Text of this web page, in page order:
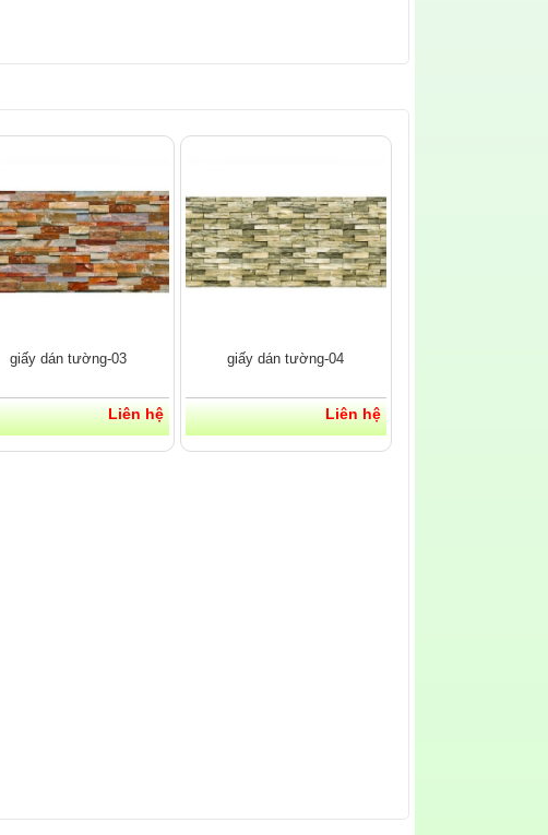
giấy dán tường-03
Liên hệ
giấy dán tường-04
Liên hệ